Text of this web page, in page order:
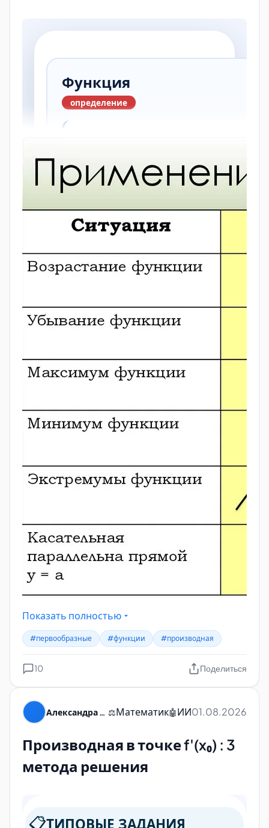
Показать полностью
#первообразные #функции #производная
10 Поделиться
⚖️Математик🤖ИИ01.08.2026
Производная в точке f'(x₀) : 3
метода решения